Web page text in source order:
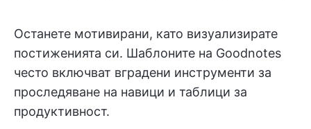
Останете мотивирани, като визуализирате
постиженията си. Шаблоните на Goodnotes
често включват вградени инструменти за
проследяване на навици и таблици за
продуктивност.